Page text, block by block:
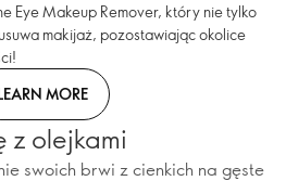
Eye Makeup Remover, który nie tylko
makijaż, pozostawiając okolice
MORE
z olejkami
swoich brwi z cienkich na gęste